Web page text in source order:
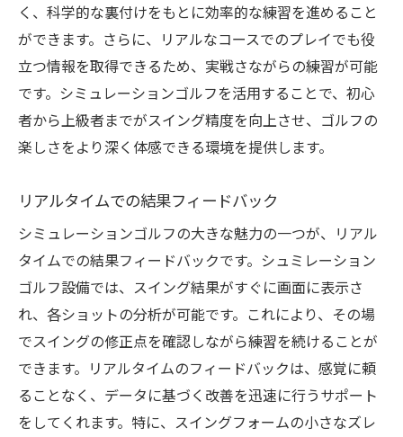
く、科学的な裏付けをもとに効率的な練習を進めること
ができます。さらに、リアルなコースでのプレイでも役
立つ情報を取得できるため、実戦さながらの練習が可能
です。シミュレーションゴルフを活用することで、初心
者から上級者までがスイング精度を向上させ、ゴルフの
楽しさをより深く体感できる環境を提供します。
リアルタイムでの結果フィードバック
シミュレーションゴルフの大きな魅力の一つが、リアル
タイムでの結果フィードバックです。シュミレーション
ゴルフ設備では、スイング結果がすぐに画面に表示さ
れ、各ショットの分析が可能です。これにより、その場
でスイングの修正点を確認しながら練習を続けることが
できます。リアルタイムのフィードバックは、感覚に頼
ることなく、データに基づく改善を迅速に行うサポート
をしてくれます。特に、スイングフォームの小さなズレ